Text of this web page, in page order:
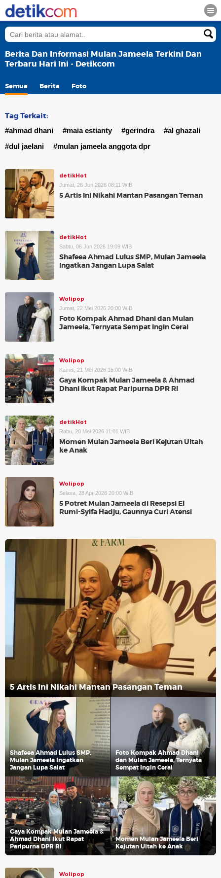
Berita Dan Informasi Mulan Jameela Terkini Dan
Terbaru Hari Ini - Detikcom
Semua Berita Foto
Tag Terkait:
#ahmad dhani #maia estianty #gerindra
#al ghazali
#dul jaelani
#mulan jameela anggota dpr
detikHot
Jumat, 26 Jun 2026 08:11 WIB
5 Artis Ini Nikahi Mantan Pasangan Teman
detikHot
Sabtu, 06 Jun 2026 19:09 WIB
Shafeea Ahmad Lulus SMP, Mulan Jameela
Ingatkan Jangan Lupa Salat
Wolipop
Jumat, 22 Mei 2026 20:00 WIB
Foto Kompak Ahmad Dhani dan Mulan
Jameela, Ternyata Sempat Ingin Cerai
Wolipop
Kamis, 21 Mei 2026 16:00 WIB
Gaya Kompak Mulan Jameela & Ahmad
Dhani Ikut Rapat Paripurna DPR RI
detikHot
Rabu, 20 Mei 2026 11:01 WIB
Momen Mulan Jameela Beri Kejutan Ultah
ke Anak
Wolipop
Selasa, 28 Apr 2026 20:00 WIB
5 Potret Mulan Jameela di Resepsi El
Rumi-Syifa Hadju, Gaunnya Curi Atensi
5 Artis Ini Nikahi Mantan Pasangan Teman
Shafeea Ahmad Lulus SMP,
Mulan Jameela Ingatkan
Jangan Lupa Salat
Foto Kompak Ahmad Dhani
dan Mulan Jameela, Ternyata
Sempat Ingin Cerai
Gaya Kompak Mulan Jameela &
Ahmad Dhani Ikut Rapat
Paripurna DPR RI
Momen Mulan Jameela Beri
Kejutan Ultah ke Anak
Wolipop